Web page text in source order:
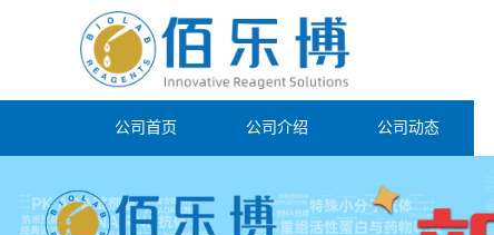
公司首页 公司介绍 公司动态